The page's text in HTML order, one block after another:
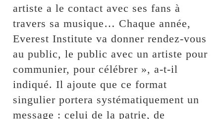
artiste a le contact avec ses fans à
travers sa musique… Chaque année,
Everest Institute va donner rendez-vous
au public, le public avec un artiste pour
communier, pour célébrer », a-t-il
indiqué. Il ajoute que ce format
singulier portera systématiquement un
message : celui de la patrie, de